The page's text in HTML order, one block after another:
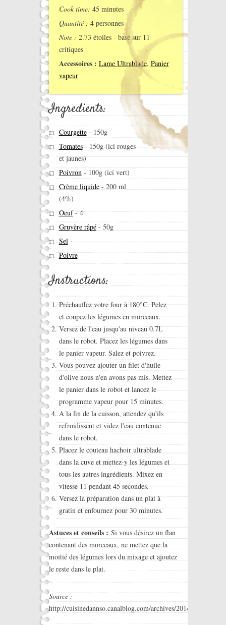
Cook time: 45 minutes
Quantité : 4 personnes
Note : 2.73 étoiles - basé sur 11
critiques
Accessoires : Lame Ultrablade, Panier
vapeur
Ingredients:
Courgette- 150g
Tomates- 150g (ici rouges
et jaunes)
Poivron - 100g (ici vert)
Crème liquide- 200 ml
(4%)
Oeuf- 4
Gruyère râpé- 50g
Sel -
Poivre-
Instructions:
Préchauffez votre four à 180°C. Pelez
et coupez les légumes en morceaux.
Versez de l'eau jusqu'au niveau 0.7L
dans le robot. Placez les légumes dans
le panier vapeur. Salez et poivrez.
Vous pouvez ajouter un filet d'huile
d'olive nous n'en avons pas mis. Mettez
le panier dans le robot et lancez le
programme vapeur pour 15 minutes.
A la fin de la cuisson, attendez qu'ils
refroidissent et videz l'eau contenue
dans le robot.
Placez le couteau hachoir ultrablade
dans la cuve et mettez-y les légumes et
tous les autres ingrédients. Mixez en
vitesse 11 pendant 45 secondes.
Versez la préparation dans un plat à
gratin et enfournez pour 30 minutes.
Astuces et conseils : Si vous désirez un flan
contenant des morceaux, ne mettez que la
moitié des légumes lors du mixage et ajoutez
le reste dans le plat.
Source :
http://cuisinedannso.canalblog.com/archives/2014/01/31/